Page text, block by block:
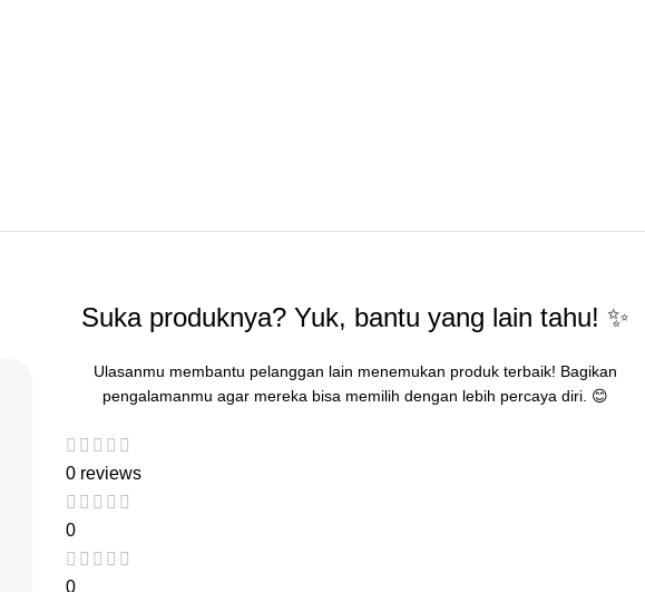
Suka produknya? Yuk, bantu yang lain tahu! ✨
Ulasanmu membantu pelanggan lain menemukan produk terbaik! Bagikan
pengalamanmu agar mereka bisa memilih dengan lebih percaya diri. 😊
0 reviews
0
0